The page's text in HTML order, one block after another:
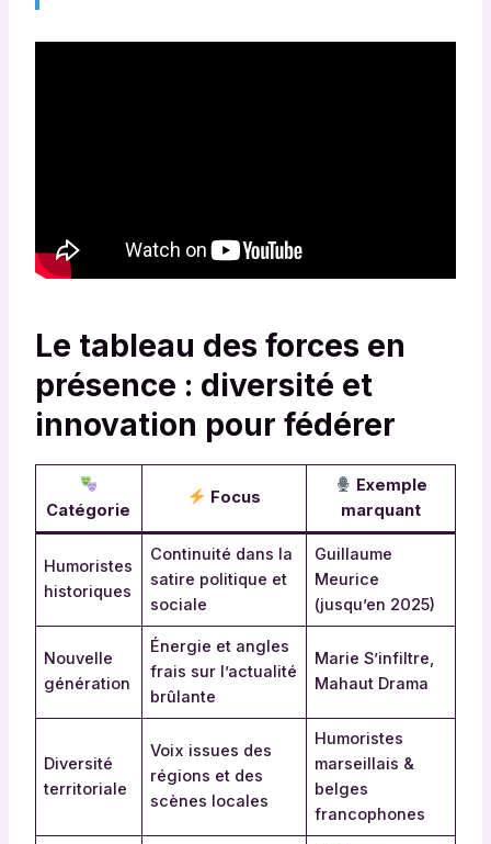
Le tableau des forces en
présence : diversité et
innovation pour fédérer
Catégorie
Focus
Exemple
marquant
Humoristes
historiques
Continuité dans la
satire politique et
sociale
Guillaume
Meurice
(jusqu’en 2025)
Nouvelle
génération
Énergie et angles
frais sur l’actualité
brûlante
Marie S’infiltre,
Mahaut Drama
Diversité
territoriale
Voix issues des
régions et des
scènes locales
Humoristes
marseillais &
belges
francophones